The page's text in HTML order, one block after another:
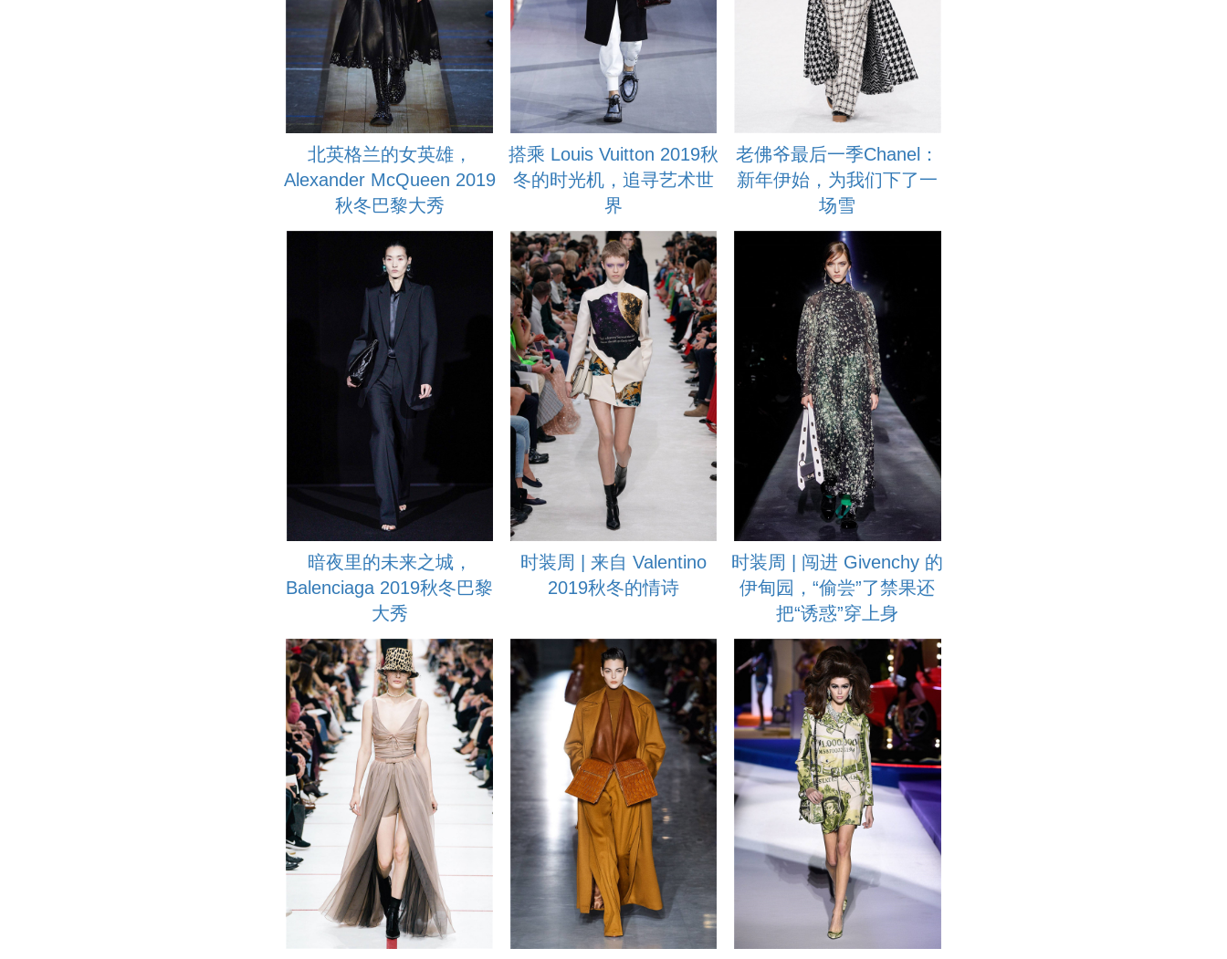
北英格兰的女英雄，
Alexander McQueen 2019
秋冬巴黎大秀
搭乘 Louis Vuitton 2019秋
冬的时光机，追寻艺术世
界
老佛爷最后一季Chanel：
新年伊始，为我们下了一
场雪
暗夜里的未来之城，
Balenciaga 2019秋冬巴黎
大秀
时装周 | 来自 Valentino
2019秋冬的情诗
时装周 | 闯进 Givenchy 的
伊甸园，“偷尝”了禁果还
把“诱惑”穿上身